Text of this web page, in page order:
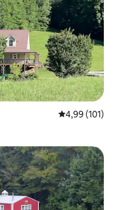
Средна
4,99 (101)